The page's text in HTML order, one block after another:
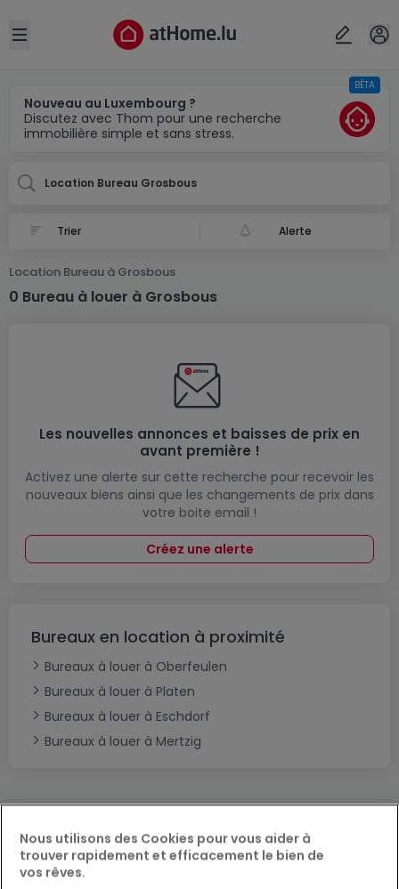
Open sidebar
Nouveau au Luxembourg ?
Discutez avec Thom pour une recherche
immobilière simple et sans stress.
BÊTA
Location Bureau Grosbous
Alerte
Location Bureau à Grosbous
0 Bureau à louer à Grosbous
Les nouvelles annonces et baisses de prix en
avant première !
Activez une alerte sur cette recherche pour recevoir les
nouveaux biens ainsi que les changements de prix dans
votre boite email !
Créez une alerte
Bureaux en location à proximité
Bureaux à louer à Oberfeulen
Bureaux à louer à Platen
Bureaux à louer à Eschdorf
Bureaux à louer à Mertzig
Modifiez vos critères de recherche pour plus
de résultats
Localité(s)
Annuler OK
Nous utilisons des Cookies pour vous aider à
trouver rapidement et efficacement le bien de
vos rêves.